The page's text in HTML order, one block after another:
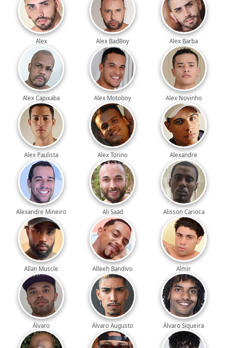
Alex Alex BadBoy Alex Barba
Alex Capixaba Alex Motoboy Alex Novinho
Alex Paulista Alex Torino Alexandre
Alexandre Mineiro Ali Saad Alisson Carioca
Allan Muscle Alleeh Bandivo Almir
Álvaro Álvaro Augusto Álvaro Siqueira